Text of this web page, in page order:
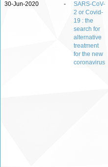
30-Jun-2020 -
SARS-CoV-
2 or Covid-
19 : the
search for
alternative
treatment
for the new
coronavirus